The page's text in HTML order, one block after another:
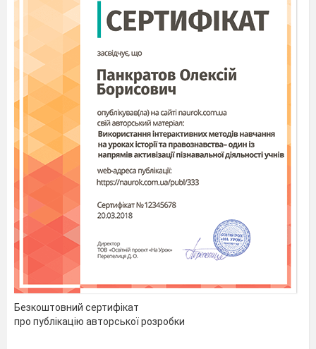
нерівності.
Узагальнення та
знань, умінь та
навичок
24
робота №2.
Логарифмічні
рівняння і
нерівності.
уроку
проведення
Корекція знань,
умінь та навичок
Елементи комбінаторики, теорії ймовірностей
математичної статистики (12 год)
26
комбінаторики.
Безкоштовний сертифікат
про публікацію авторської розробки